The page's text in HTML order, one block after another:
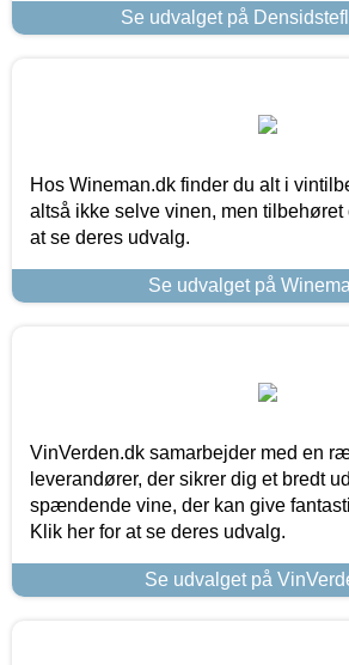
Se udvalget på
Hos Wineman.dk finder du alt i
altså ikke selve vinen, men tilbehøret
at se deres udvalg.
Se udvalget på
VinVerden.dk samarbejder med en
leverandører, der sikrer dig et bredt
spændende vine, der kan give
Klik her for at se deres udvalg.
Se udvalget på